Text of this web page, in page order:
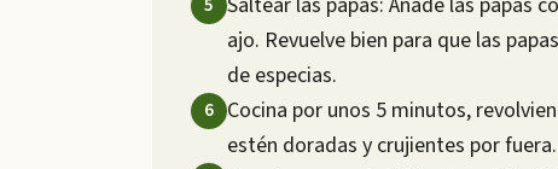
ajo. Revuelve bien para que las
de especias.
Cocina por unos 5 minutos,
estén doradas y crujientes por fuera.